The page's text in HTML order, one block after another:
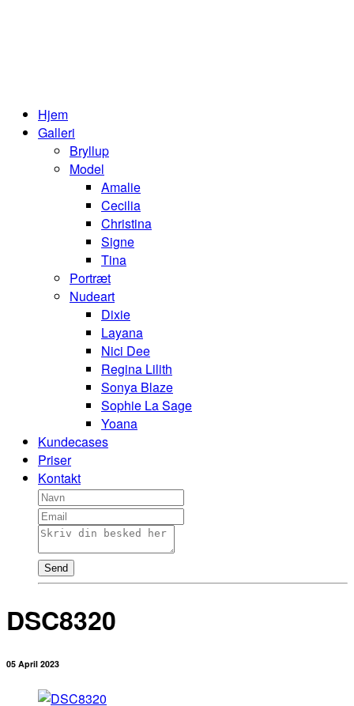
Hjem
Galleri
Bryllup
Model
Amalie
Cecilia
Christina
Signe
Tina
Portræt
Nudeart
Dixie
Layana
Nici Dee
Regina Lilith
Sonya Blaze
Sophie La Sage
Yoana
Kundecases
Priser
Kontakt
Send
DSC8320
05 April 2023